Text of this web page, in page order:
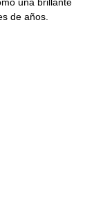
de años.